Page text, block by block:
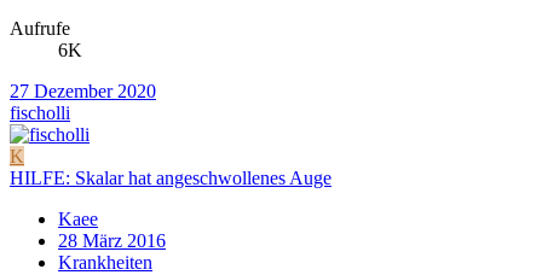
Aufrufe
6K
27 Dezember 2020
fischolli
K
HILFE: Skalar hat angeschwollenes Auge
Kaee
28 März 2016
Krankheiten